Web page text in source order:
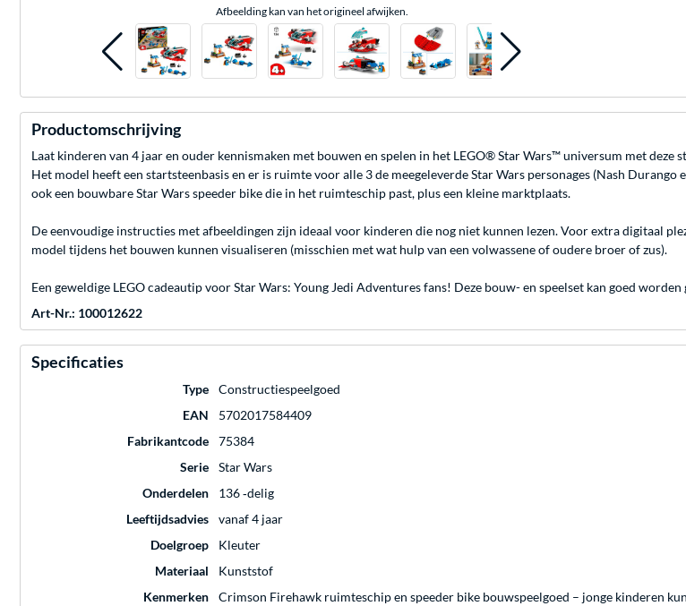
Afbeelding kan van het origineel afwijken.
Productomschrijving
Laat kinderen van 4 jaar en ouder kennismaken met bouwen en spelen in het LEGO® Star Wars™ universum met
Het model heeft een startsteenbasis en er is ruimte voor alle 3 de meegeleverde Star Wars personages (Nash
ook een bouwbare Star Wars speeder bike die in het ruimteschip past, plus een kleine marktplaats.
De eenvoudige instructies met afbeeldingen zijn ideaal voor kinderen die nog niet kunnen lezen. Voor extra digitaal
model tijdens het bouwen kunnen visualiseren (misschien met wat hulp van een volwassene of oudere broer of zus).
Een geweldige LEGO cadeautip voor Star Wars: Young Jedi Adventures fans! Deze bouw- en speelset kan goed
Art-Nr.: 100012622
Specificaties
Type
Constructiespeelgoed
EAN
5702017584409
Fabrikantcode
75384
Serie
Star Wars
Onderdelen
136 ‐delig
Leeftijdsadvies
vanaf 4 jaar
Doelgroep
Kleuter
Materiaal
Kunststof
Kenmerken
Crimson Firehawk ruimteschip en speeder bike bouwspeelgoed – jonge kinderen